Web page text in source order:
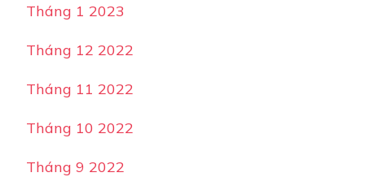
Tháng 1 2023
Tháng 12 2022
Tháng 11 2022
Tháng 10 2022
Tháng 9 2022